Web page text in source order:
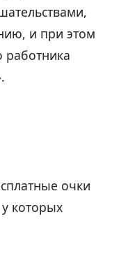
и при этом
работника
очки
которых